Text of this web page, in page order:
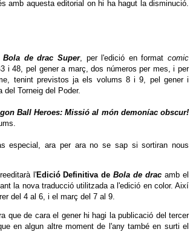
amb aquesta editorial on hi ha hagut la disminució.
Bola de drac Super, per l'edició en formatcomic
i 48, pel gener a març, dos números per mes, i per
tenint previstos ja els volums 8 i 9, pel gener i
Torneig del Poder.
Ball Heroes: Missió al món demoníac obscur!
especial, ara per ara no se sap si sortiran nous
l'Edició Definitiva de Bola de drac amb el
la nova traducció utilitzada a l'edició en color. Així
del 4 al 6, i el març del 7 al 9.
que de cara el gener hi hagi la publicació del tercer
en algun altre moment de l'any també en surti el